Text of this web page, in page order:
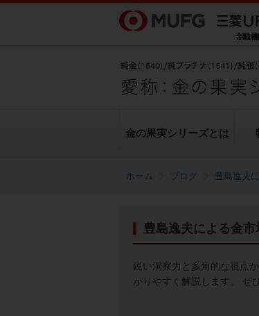
ブログ 豊島逸夫
豊島逸夫による金
鋭い洞察力と多角的な視点
かりやすく解説します。 ぜ
金の果実シリーズとは
金投資とは
シリーズの魅力
純金上場信託（金の果
転換（交換）の手続
豊島逸夫による金市場
ヒストリカルデータ